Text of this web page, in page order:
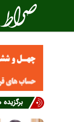
برگزیده